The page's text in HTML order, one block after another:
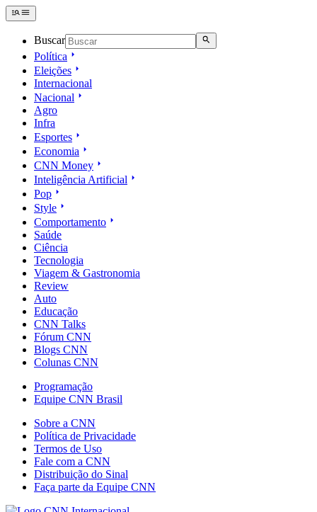
Buscar
Política
Eleições
Internacional
Nacional
Agro
Infra
Esportes
Economia
CNN Money
Inteligência Artificial
Pop
Style
Comportamento
Saúde
Ciência
Tecnologia
Viagem & Gastronomia
Review
Auto
Educação
CNN Talks
Fórum CNN
Blogs CNN
Colunas CNN
Programação
Equipe CNN Brasil
Sobre a CNN
Política de Privacidade
Termos de Uso
Fale com a CNN
Distribuição do Sinal
Faça parte da Equipe CNN